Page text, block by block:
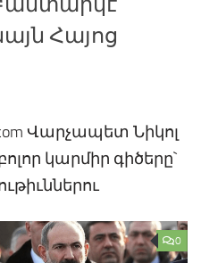
Հայոց
Վարչապետ Նիկոլ
կարմիր գիծերը`
0